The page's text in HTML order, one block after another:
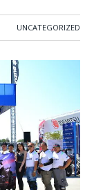
UNCATEGORIZED